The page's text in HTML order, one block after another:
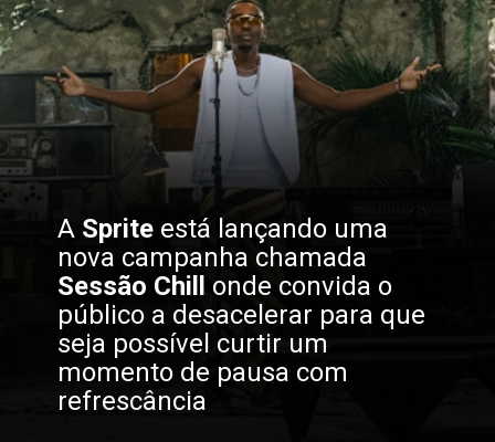
A Sprite está lançando uma
Sessão Chill onde convida o
público a desacelerar para que
seja possível curtir um
momento de pausa com
refrescância